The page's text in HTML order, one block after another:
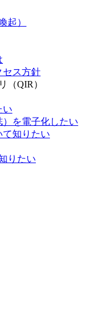
起）
セス方針
（QIR）
い
を電子化したい
知りたい
りたい